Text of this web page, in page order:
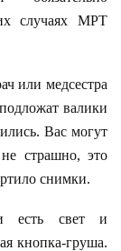
случаях МРТ
или медсестра
валики
Вас могут
страшно, это
снимки.
есть свет и
кнопка-груша.